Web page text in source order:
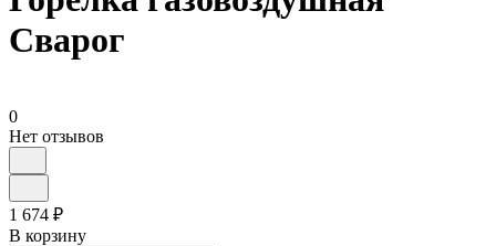
Сварог
0
Нет отзывов
1 674 ₽
В корзину